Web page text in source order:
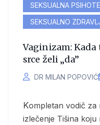
SEKSUALNA
SEKSUALNO
Vaginizam: Kada
srce želi „da”
DR MILAN POPOVIĆ
Kompletan vodič za razumevanje i trajno
izlečenje Tišina